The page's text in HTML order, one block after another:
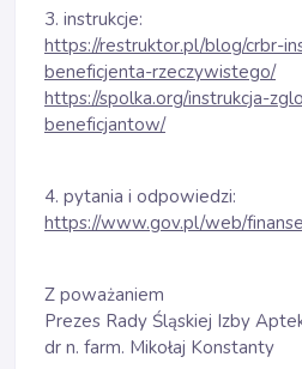
3. instrukcje:
https://restruktor.pl/blog/crbr-
beneficjenta-rzeczywistego/
https://spolka.org/instrukcja-
beneficjantow/
4. pytania i odpowiedzi:
https://www.gov.pl/web/
Z poważaniem
Prezes Rady Śląskiej Izby
dr n. farm. Mikołaj Konstanty